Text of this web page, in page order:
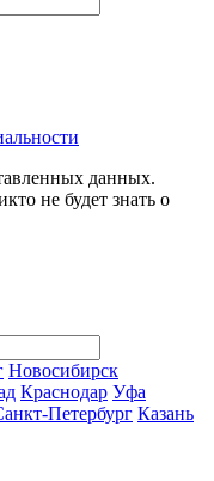
данных.
не будет знать о
Новосибирск
Краснодар Уфа
Петербург Казань